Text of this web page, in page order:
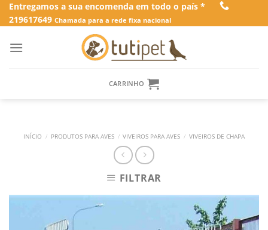
SkipEntregamos a sua encomenda em todo o país *
219617649 Chamada para a rede fixa nacional
CARRINHO
INÍCIO / PRODUTOS PARA AVES / VIVEIROS PARA AVES / VIVEIROS DE CHAPA
FILTRAR